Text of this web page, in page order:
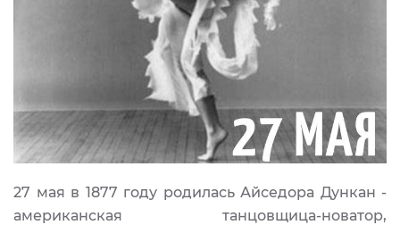
27 мая в 1877 году родилась Айседора Дункан -
американская танцовщица-новатор,